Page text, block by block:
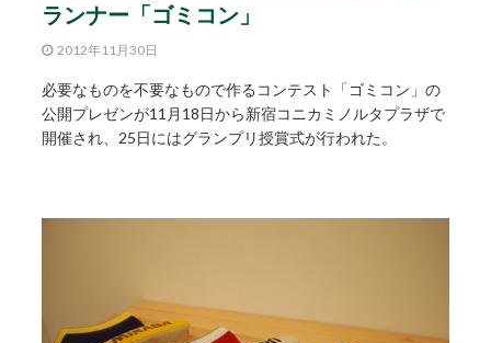
ランナー「ゴミコン」
2012年11月30日
必要なものを不要なもので作るコンテスト「ゴミコン」の
公開プレゼンが11月18日から新宿コニカミノルタプラザで
開催され、25日にはグランプリ授賞式が行われた。